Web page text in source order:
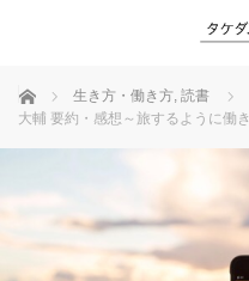
ホーム 生き方・働き方, 読書
大輔 要約・感想～旅するように働